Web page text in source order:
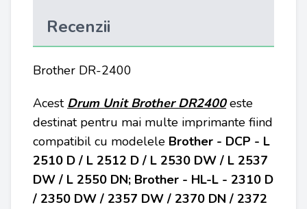
Recenzii
Brother DR-2400
Acest Drum Unit Brother DR2400este
destinat pentru mai multe imprimante fiind
compatibil cu modelele Brother - DCP - L
2510 D / L 2512 D / L 2530 DW / L 2537
DW / L 2550 DN; Brother - HL-L - 2310 D
/ 2350 DW / 2357 DW / 2370 DN / 2372